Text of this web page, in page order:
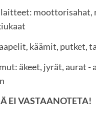
laitteet:
käämit, putket,
äkeet, jyrät, aurat -
EI VASTAANOTETA!